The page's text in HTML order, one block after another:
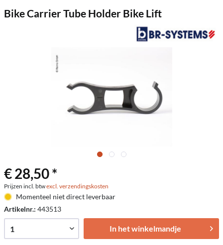
Bike Carrier Tube Holder Bike Lift
€ 28,50 *
Prijzen incl. btwexcl. verzendingskosten
Momenteel niet direct leverbaar
Artikelnr.: 443513
In het winkelmandje